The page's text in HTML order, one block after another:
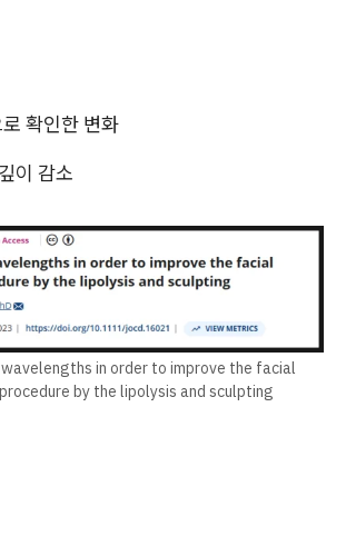
확인한 변화
이 감소
in order to improve the facial
by the lipolysis and sculpting